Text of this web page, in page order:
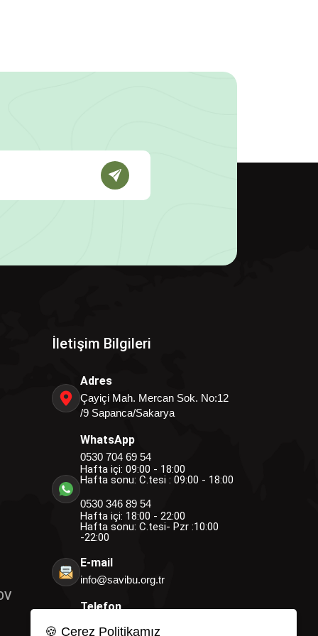
İletişim Bilgileri
Adres
Çayiçi Mah. Mercan Sok. No:12
/9 Sapanca/Sakarya
WhatsApp
0530 704 69 54
Hafta içi: 09:00 - 18:00
Hafta sonu: C.tesi : 09:00 - 18:00
0530 346 89 54
Hafta içi: 18:00 - 22:00
Hafta sonu: C.tesi- Pzr :10:00
-22:00
E-mail
info@savibu.org.tr
Telefon
🍪 Çerez Politikamız